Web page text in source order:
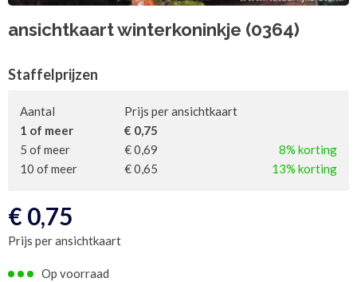
ansichtkaart winterkoninkje (0364)
Staffelprijzen
Aantal
Prijs per ansichtkaart
1 of meer
€ 0,75
5 of meer
€ 0,69
8% korting
10 of meer
€ 0,65 13% korting
€ 0,75
Prijs per ansichtkaart
Op voorraad